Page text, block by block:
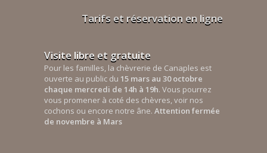
Tarifs et réservation en ligne
Visite libre et gratuite
Pour les familles, la chèvrerie de Canaples est
ouverte au public du 15 mars au 30 octobre
chaque mercredi de 14h à 19h. Vous pourrez
vous promener à coté des chèvres, voir nos
cochons ou encore notre âne. Attention fermée
de novembre à Mars